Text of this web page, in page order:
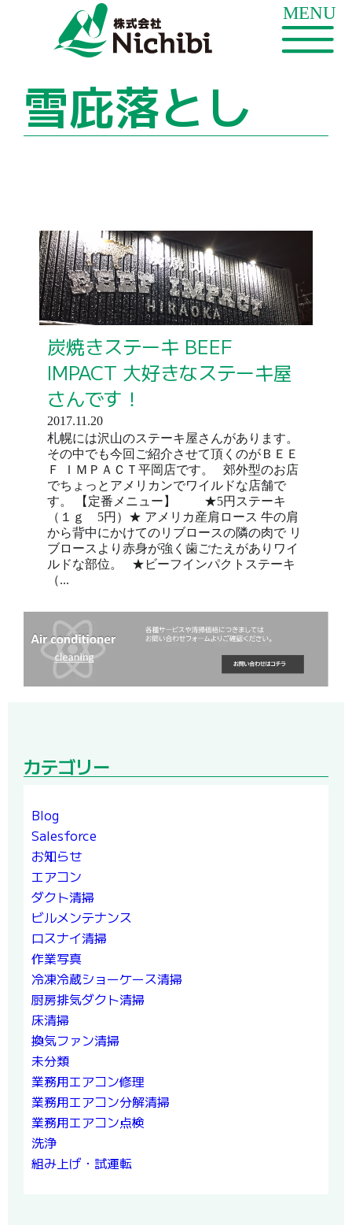
雪庇落とし
炭焼きステーキ BEEF
IMPACT 大好きなステーキ屋
さんです！
2017.11.20
札幌には沢山のステーキ屋さんがあります。
その中でも今回ご紹介させて頂くのがＢＥＥ
Ｆ ＩＭＰＡＣＴ平岡店です。 郊外型のお店
でちょっとアメリカンでワイルドな店舗で
す。 【定番メニュー】 ★5円ステーキ
（１ｇ 5円）★ アメリカ産肩ロース 牛の肩
から背中にかけてのリブロースの隣の肉で リ
ブロースより赤身が強く歯ごたえがありワイ
ルドな部位。 ★ビーフインパクトステーキ
（...
カテゴリー
Blog
Salesforce
お知らせ
エアコン
ダクト清掃
ビルメンテナンス
ロスナイ清掃
作業写真
冷凍冷蔵ショーケース清掃
厨房排気ダクト清掃
床清掃
換気ファン清掃
未分類
業務用エアコン修理
業務用エアコン分解清掃
業務用エアコン点検
洗浄
組み上げ・試運転